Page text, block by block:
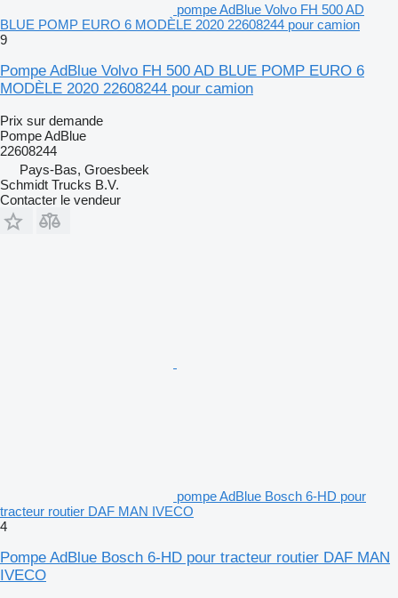
pompe AdBlue Volvo FH 500 AD
BLUE POMP EURO 6 MODÈLE 2020 22608244 pour camion
9
Pompe AdBlue Volvo FH 500 AD BLUE POMP EURO 6
MODÈLE 2020 22608244 pour camion
Prix sur demande
Pompe AdBlue
22608244
Pays-Bas, Groesbeek
Schmidt Trucks B.V.
Contacter le vendeur
pompe AdBlue Bosch 6-HD pour
tracteur routier DAF MAN IVECO
4
Pompe AdBlue Bosch 6-HD pour tracteur routier DAF MAN
IVECO